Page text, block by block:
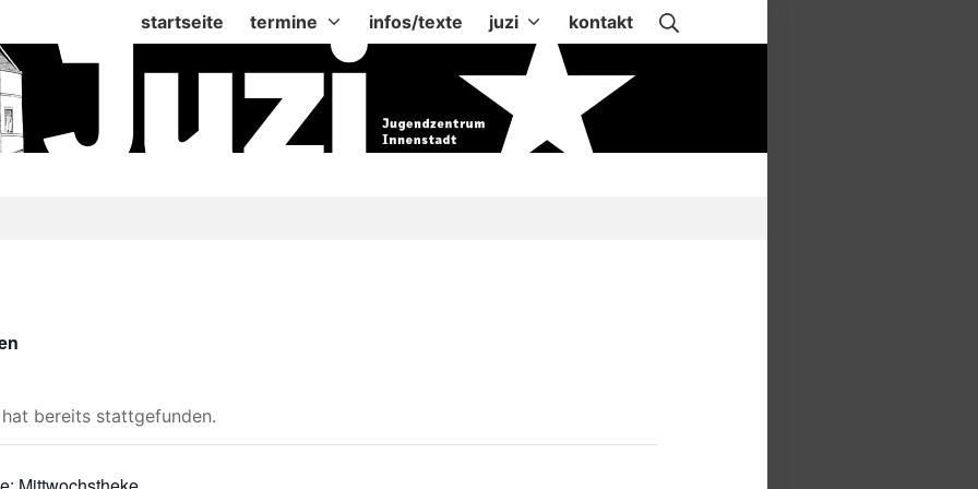
startseite termine infos/texte juzi kontakt
bereits stattgefunden.